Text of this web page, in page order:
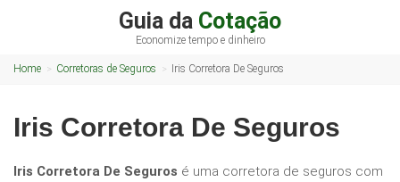
Guia da Cotação
Economize tempo e dinheiro
Home Corretoras de Seguros Iris Corretora De Seguros
Iris Corretora De Seguros
Iris Corretora De Seguros é uma corretora de seguros com